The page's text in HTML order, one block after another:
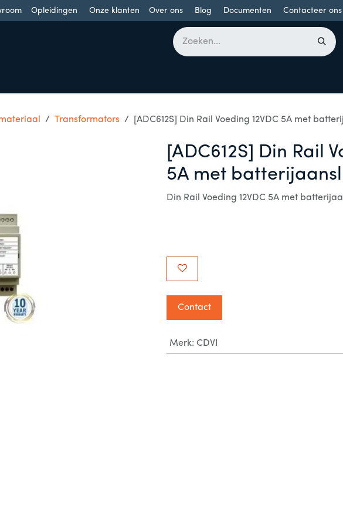
Opleidingen Onze klanten Over ons Blog Documenten Contacteer ons
Transformators [ADC612S] Din Rail Voeding 12VDC 5A met
[ADC612S] Din Rail
5A met
Din Rail Voeding 12VDC 5A met
Contact
Merk: CDVI